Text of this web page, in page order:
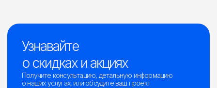
Узнавайте
о скидках и акциях
Получите консультацию, детальную информацию
о наших услугах, или обсудите ваш проект